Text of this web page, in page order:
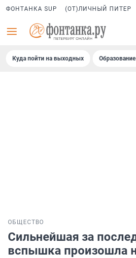
ФОНТАНКА SUP (ОТ)ЛИЧНЫЙ ПИТЕР
Куда пойти на выходных
ОБЩЕСТВО
Сильнейшая за
вспышка произошла